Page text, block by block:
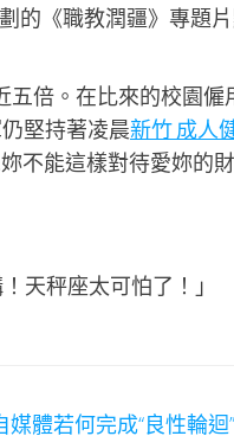
的《職教潤疆》專題
五倍。在比來的校園僱
堅持著凌晨新竹 成人
不能這樣對待愛妳的財
天秤座太可怕了！」
體若何完成“良性輪迴